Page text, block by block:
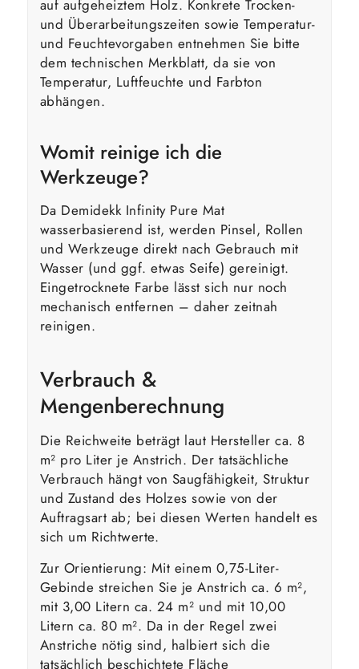
auf aufgeheiztem Holz. Konkrete Trocken-
und Überarbeitungszeiten sowie Temperatur-
und Feuchtevorgaben entnehmen Sie bitte
dem technischen Merkblatt, da sie von
Temperatur, Luftfeuchte und Farbton
abhängen.
Womit reinige ich die
Werkzeuge?
Da Demidekk Infinity Pure Mat
wasserbasierend ist, werden Pinsel, Rollen
und Werkzeuge direkt nach Gebrauch mit
Wasser (und ggf. etwas Seife) gereinigt.
Eingetrocknete Farbe lässt sich nur noch
mechanisch entfernen – daher zeitnah
reinigen.
Verbrauch &
Mengenberechnung
Die Reichweite beträgt laut Hersteller ca. 8
m² pro Liter je Anstrich. Der tatsächliche
Verbrauch hängt von Saugfähigkeit, Struktur
und Zustand des Holzes sowie von der
Auftragsart ab; bei diesen Werten handelt es
sich um Richtwerte.
Zur Orientierung: Mit einem 0,75-Liter-
Gebinde streichen Sie je Anstrich ca. 6 m²,
mit 3,00 Litern ca. 24 m² und mit 10,00
Litern ca. 80 m². Da in der Regel zwei
Anstriche nötig sind, halbiert sich die
tatsächlich beschichtete Fläche